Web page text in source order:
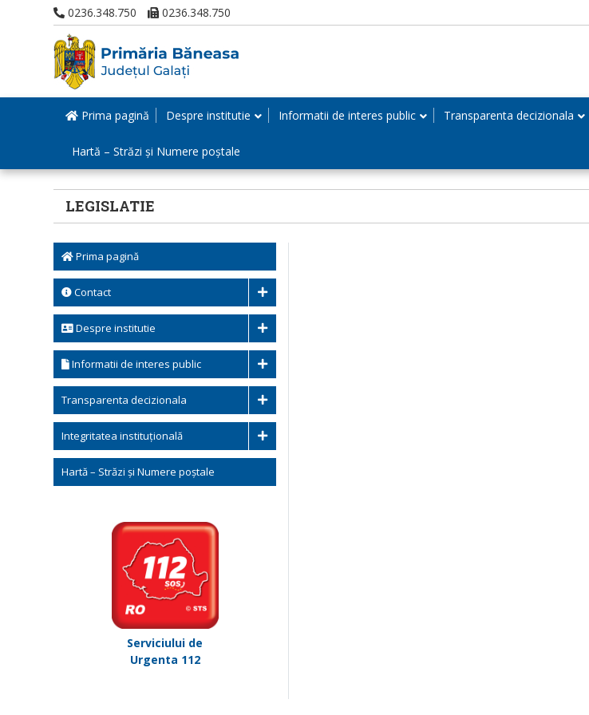
0236.348.750 0236.348.750
Prima pagină Despre institutie Informatii de interes public Transparenta decizionala
Hartă – Străzi și Numere poștale
LEGISLATIE
Prima pagină
Contact
Despre institutie
Informatii de interes public
Transparenta decizionala
Integritatea instituțională
Hartă – Străzi și Numere poștale
Serviciului de
Urgenta 112